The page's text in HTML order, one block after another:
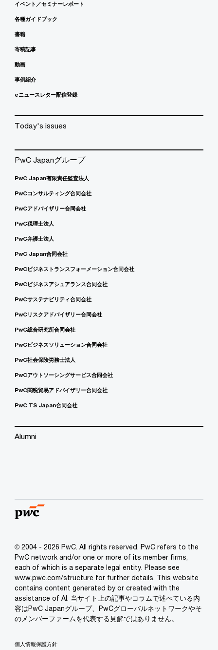
イベント／セミナーレポート
各種ガイドブック
書籍
寄稿記事
動画
事例紹介
eニュースレター配信登録
Today's issues
PwC Japanグループ
PwC Japan有限責任監査法人
PwCコンサルティング合同会社
PwCアドバイザリー合同会社
PwC税理士法人
PwC弁護士法人
PwC Japan合同会社
PwCビジネストランスフォーメーション合同会社
PwCビジネスアシュアランス合同会社
PwCサステナビリティ合同会社
PwCリスクアドバイザリー合同会社
PwC総合研究所合同会社
PwCビジネスソリューション合同会社
PwC社会保険労務士法人
PwCアウトソーシングサービス合同会社
PwC関税貿易アドバイザリー合同会社
PwC TS Japan合同会社
Alumni
© 2004 - 2026 PwC. All rights reserved. PwC refers to the
PwC network and/or one or more of its member firms,
each of which is a separate legal entity. Please see
www.pwc.com/structure for further details. This website
contains content generated by or created with the
assistance of AI. 当サイト上の記事やコラムで述べている内
容はPwC Japanグループ、PwCグローバルネットワークやそ
のメンバーファームを代表する見解ではありません。
個人情報保護方針